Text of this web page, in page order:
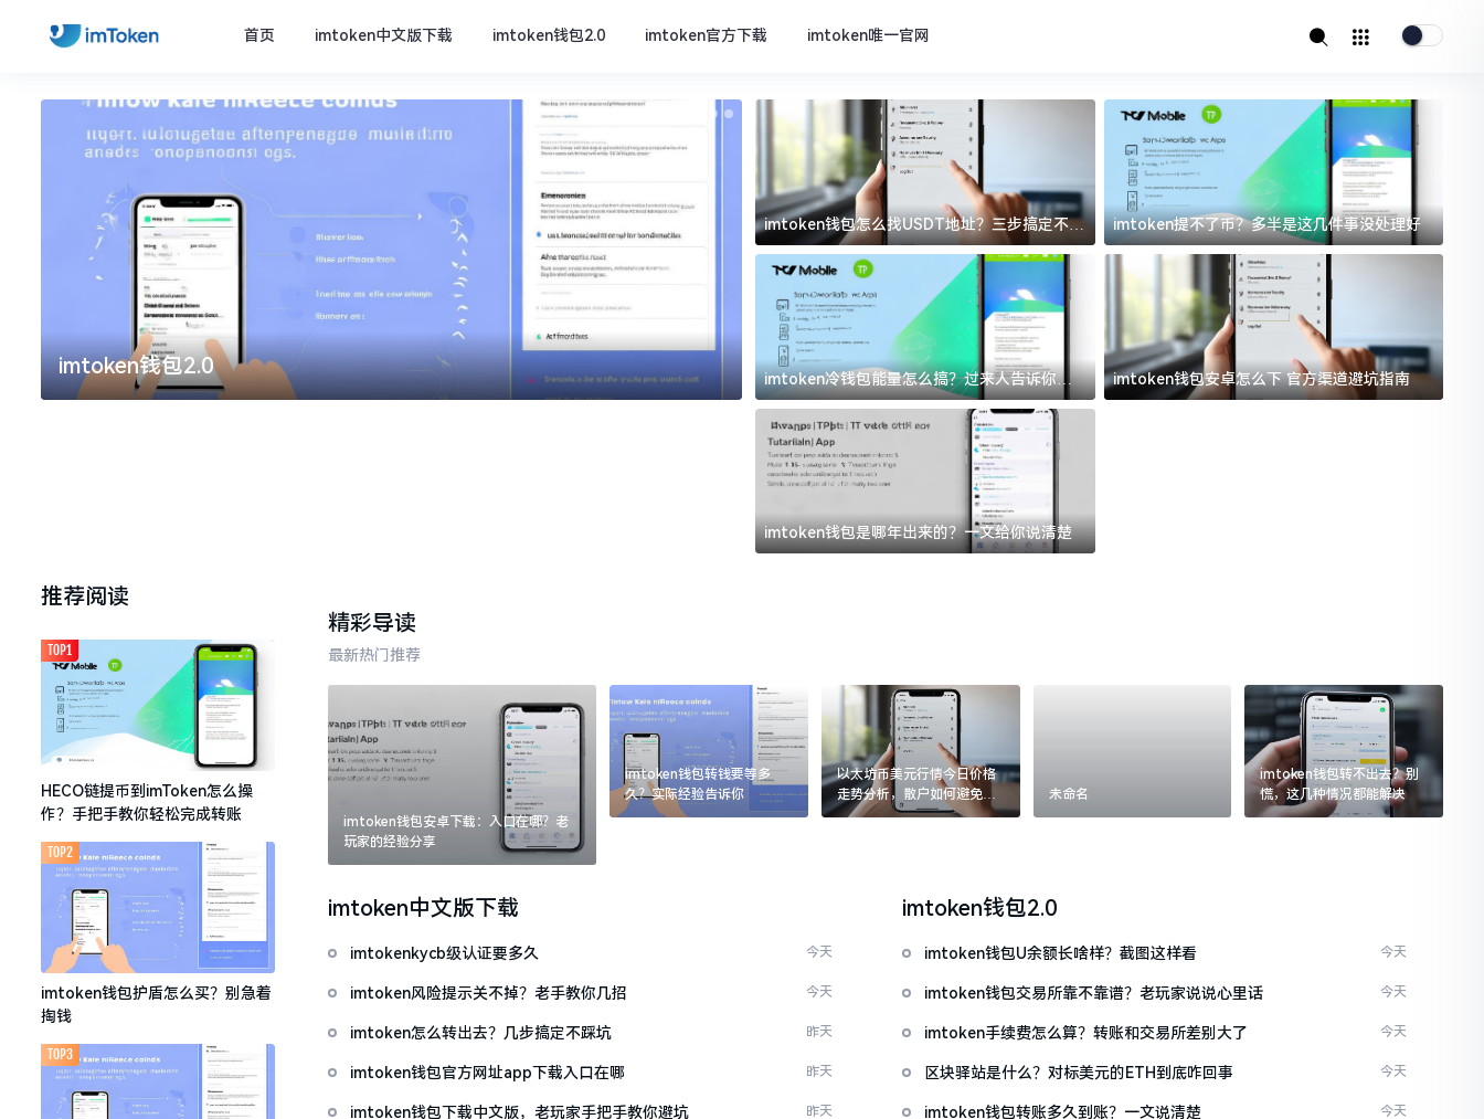
首页 imtoken中文版下载 imtoken钱包2.0 imtoken官方下载 imtoken唯一官网
imtoken钱包2.0 imtoken官方下载
imtoken钱包怎么找USDT地址？三步搞定不踩
坑
imtoken提不了币？多半是这几件事没处理好
imtoken冷钱包能量怎么搞？过来人告诉你门
道
imtoken钱包安卓怎么下 官方渠道避坑指南
imtoken钱包是哪年出来的？一文给你说清楚
推荐阅读
HECO链提币到imToken怎么操
作？手把手教你轻松完成转账
TOP1
imtoken钱包护盾怎么买？别急着
掏钱
TOP2
TOP3
精彩导读
最新热门推荐
imtoken钱包安卓下载：入口在哪？老
玩家的经验分享
imtoken钱包转钱要等多
久？实际经验告诉你
以太坊币美元行情今日价格
走势分析，散户如何避免追
涨杀跌被套牢
未命名
imtoken钱包转不出去？别
慌，这几种情况都能解决
imtoken中文版下载
imtokenkycb级认证要多久 今天
imtoken风险提示关不掉？老手教你几招 今天
imtoken怎么转出去？几步搞定不踩坑 昨天
imtoken钱包官方网址app下载入口在哪 昨天
imtoken钱包下载中文版，老玩家手把手教你避坑 昨天
imtoken钱包2.0
imtoken钱包U余额长啥样？截图这样看 今天
imtoken钱包交易所靠不靠谱？老玩家说说心里话 今天
imtoken手续费怎么算？转账和交易所差别大了 今天
区块驿站是什么？对标美元的ETH到底咋回事 今天
imtoken钱包转账多久到账？一文说清楚 今天